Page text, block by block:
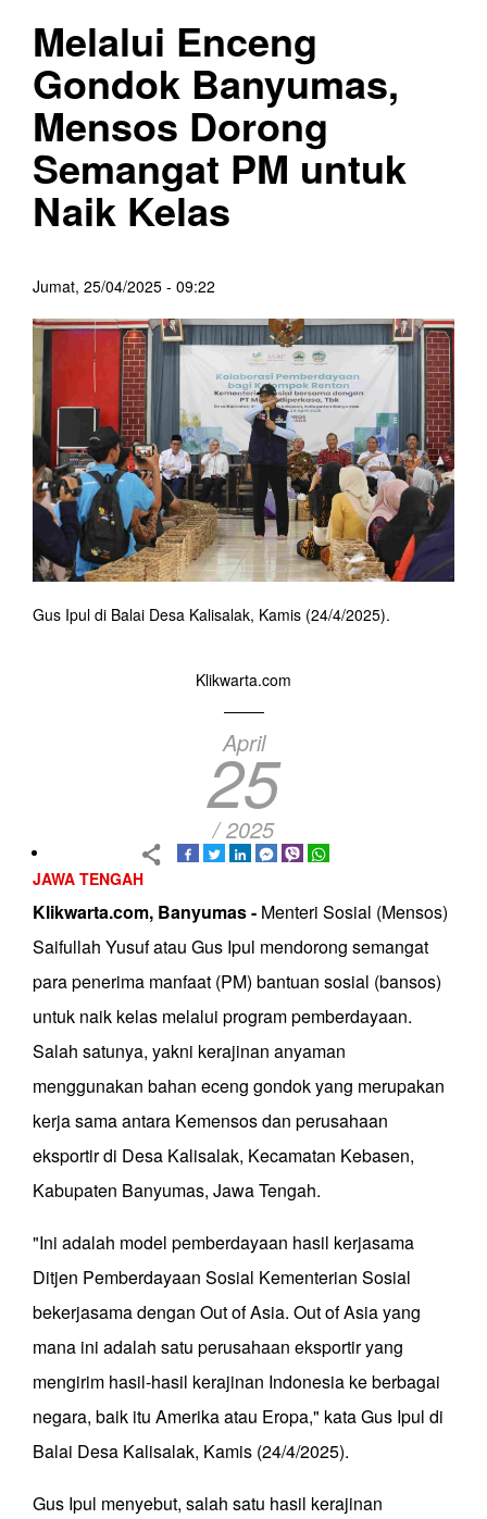
Melalui Enceng
Gondok Banyumas,
Mensos Dorong
Semangat PM untuk
Naik Kelas
Jumat, 25/04/2025 - 09:22
Gus Ipul di Balai Desa Kalisalak, Kamis (24/4/2025).
Klikwarta.com
April
25
/ 2025
JAWA TENGAH
Klikwarta.com, Banyumas - Menteri Sosial (Mensos)
Saifullah Yusuf atau Gus Ipul mendorong semangat
para penerima manfaat (PM) bantuan sosial (bansos)
untuk naik kelas melalui program pemberdayaan.
Salah satunya, yakni kerajinan anyaman
menggunakan bahan eceng gondok yang merupakan
kerja sama antara Kemensos dan perusahaan
eksportir di Desa Kalisalak, Kecamatan Kebasen,
Kabupaten Banyumas, Jawa Tengah.
"Ini adalah model pemberdayaan hasil kerjasama
Ditjen Pemberdayaan Sosial Kementerian Sosial
bekerjasama dengan Out of Asia. Out of Asia yang
mana ini adalah satu perusahaan eksportir yang
mengirim hasil-hasil kerajinan Indonesia ke berbagai
negara, baik itu Amerika atau Eropa," kata Gus Ipul di
Balai Desa Kalisalak, Kamis (24/4/2025).
Gus Ipul menyebut, salah satu hasil kerajinan